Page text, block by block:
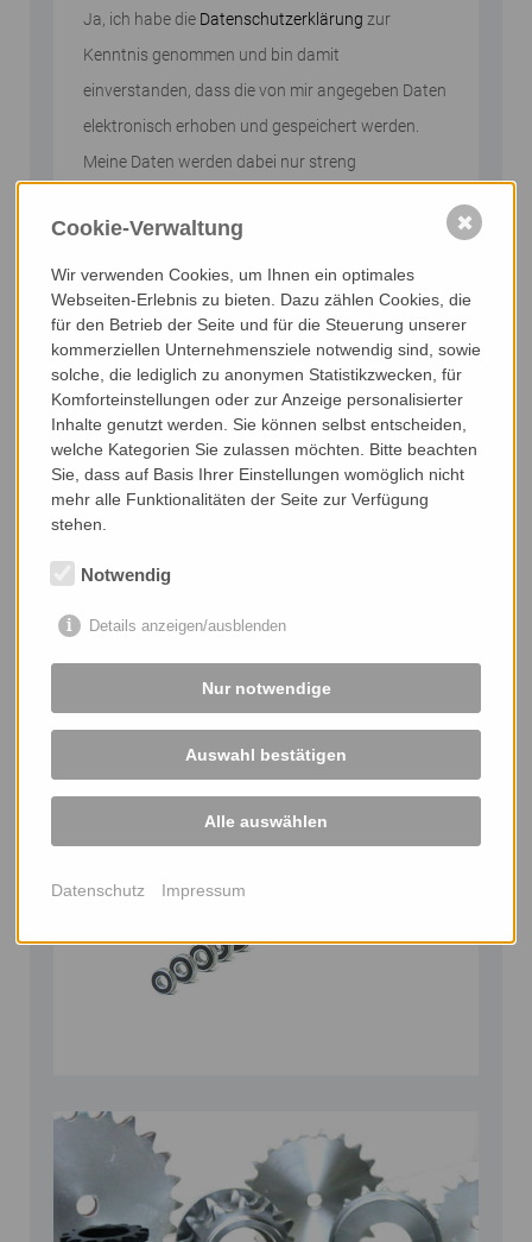
Ja, ich habe die Datenschutzerklärung zur
Kenntnis genommen und bin damit
einverstanden, dass die von mir angegeben Daten
elektronisch erhoben und gespeichert werden.
Meine Daten werden dabei nur streng
Beantwortung meiner Anfrage genutzt.
Abschicken
Cookie-Verwaltung
Wir verwenden Cookies, um Ihnen ein optimales
Webseiten-Erlebnis zu bieten. Dazu zählen Cookies, die
für den Betrieb der Seite und für die Steuerung unserer
kommerziellen Unternehmensziele notwendig sind, sowie
solche, die lediglich zu anonymen Statistikzwecken, für
Komforteinstellungen oder zur Anzeige personalisierter
Inhalte genutzt werden. Sie können selbst entscheiden,
welche Kategorien Sie zulassen möchten. Bitte beachten
Sie, dass auf Basis Ihrer Einstellungen womöglich nicht
mehr alle Funktionalitäten der Seite zur Verfügung
stehen.
Notwendig
Details anzeigen/ausblenden
Nur notwendige
Auswahl bestätigen
Alle auswählen
Datenschutz Impressum
✖